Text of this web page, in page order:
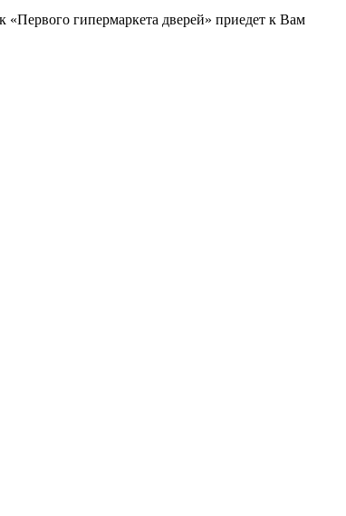
«Первого гипермаркета дверей» приедет к Вам